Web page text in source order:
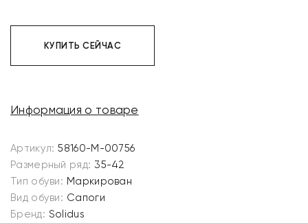
КУПИТЬ СЕЙЧАС
Информация о товаре
Артикул: 58160-M-00756
Размерный ряд: 35-42
Тип обуви: Маркирован
Вид обуви: Сапоги
Бренд: Solidus